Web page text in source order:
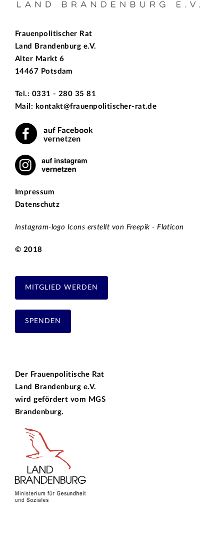
Frauenpolitischer Rat
Land Brandenburg e.V.
Alter Markt 6
14467 Potsdam
Tel.: 0331 - 280 35 81
Mail: kontakt@frauenpolitischer-rat.de
Impressum
Datenschutz
Instagram-logo Icons erstellt von Freepik - Flaticon
© 2018
MITGLIED WERDEN
SPENDEN
Der Frauenpolitische Rat
Land Brandenburg e.V.
wird gefördert vom MGS
Brandenburg.